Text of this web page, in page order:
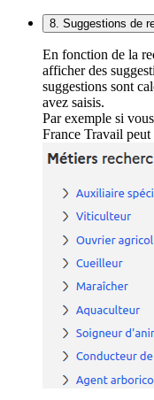
8. Suggestions de
En fonction de la
afficher des
suggestions sont
avez saisis.
Par exemple si
France Travail